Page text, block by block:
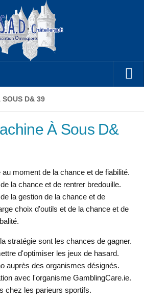
SOUS D& 39
À Sous D&
moment de la chance et de fiabilité.
la chance et de rentrer bredouille.
la gestion de la chance et de
choix d'outils et de la chance et de
stratégie sont les chances de gagner.
d'optimiser les jeux de hasard.
auprès des organismes désignés.
avec l'organisme GamblingCare.ie.
chez les parieurs sportifs.